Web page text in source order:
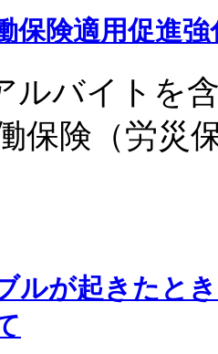
保険適用促進
ルバイトを
保険（労災
ルが起きたと